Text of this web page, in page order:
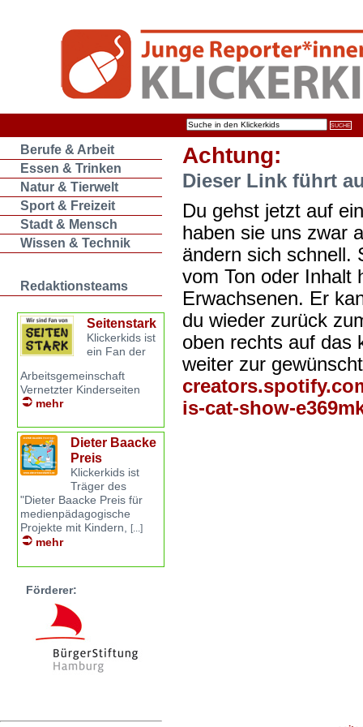
Berufe & Arbeit
Essen & Trinken
Natur & Tierwelt
Sport & Freizeit
Stadt & Mensch
Wissen & Technik
Redaktionsteams
Seitenstark
Klickerkids ist
ein Fan der
Arbeitsgemeinschaft
Vernetzter Kinderseiten
mehr
Dieter Baacke
Preis
Klickerkids ist
Träger des
"Dieter Baacke Preis für
medienpädagogische
Projekte mit Kindern, [...]
mehr
Förderer:
Achtung:
Dieser Link führt
Du gehst jetzt auf
haben sie uns zwar
ändern sich schnell.
vom Ton oder Inhalt
Erwachsenen. Er
du wieder zurück
oben rechts auf das
weiter zur
is-cat-show-